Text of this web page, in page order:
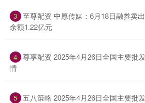
3 至尊配资 中原传媒：6月18日融券卖
余额1.22亿元
4 尊享配资 2025年4月26日全国主要批
情
5 五八策略 2025年4月26日全国主要批